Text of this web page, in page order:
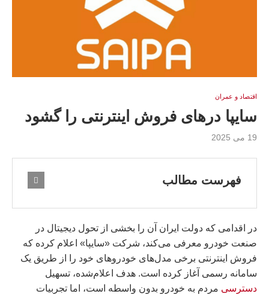
اقتصاد و عمران
سایپا درهای فروش اینترنتی را گشود
19 می 2025
فهرست مطالب
در اقدامی که دولت ایران آن را بخشی از تحول دیجیتال در
صنعت خودرو معرفی می‌کند، شرکت «سایپا» اعلام کرده که
فروش اینترنتی برخی مدل‌های خودروهای خود را از طریق یک
سامانه رسمی آغاز کرده است. هدف اعلام‌شده، تسهیل
دسترسی مردم به خودرو بدون واسطه است، اما تجربیات